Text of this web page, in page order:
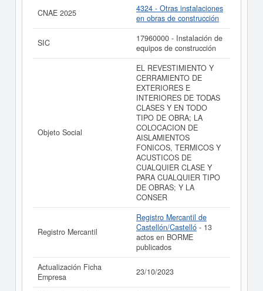
Si está interesado en conocer más datos de la empresa
ACRISTALAMIENTOS ALMEVAL SL (EXTINGUIDA)
acceder inmediatamente a este Informe ampliado
de ACRISTALAMIENTOS ALMEVAL SL (EXTINGUIDA) y
consultar los resultados de sus años de actividad, así
como los balances y cuentas de resultados disponibles.
La última actualización del informe de empresa se ha
realizado el 23/10/2023.
CNAE 2025
4324 - Otras instalaciones
en obras de construcción
SIC
17960000 - Instalación de
equipos de construcción
Objeto Social
EL REVESTIMIENTO Y
CERRAMIENTO DE
EXTERIORES E
INTERIORES DE TODAS
CLASES Y EN TODO
TIPO DE OBRA; LA
COLOCACION DE
AISLAMIENTOS
FONICOS, TERMICOS Y
ACUSTICOS DE
CUALQUIER CLASE Y
PARA CUALQUIER TIPO
DE OBRAS; Y LA
CONSER
Registro Mercantil
Registro Mercantil de
Castellón/Castelló - 13
actos en BORME
publicados
Actualización Ficha
Empresa
23/10/2023